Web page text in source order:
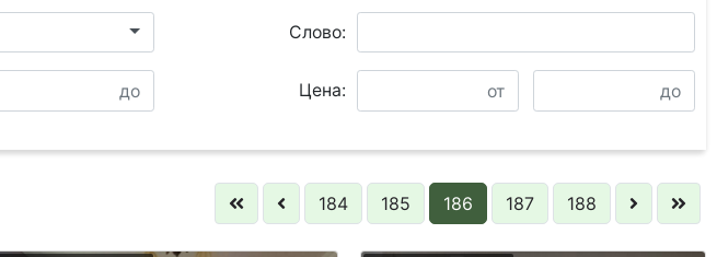
Слово:
Цена:
184 185 186 187 188